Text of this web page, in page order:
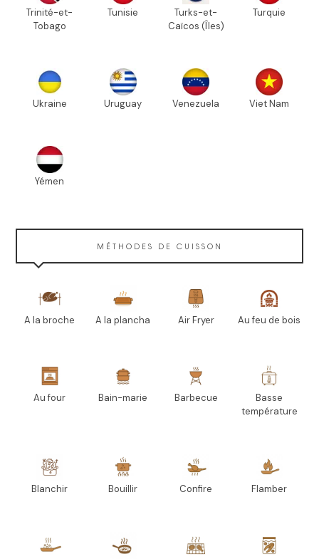
Trinité-et-
Tobago
Tunisie
Turks-et-
Caïcos (Îles)
Turquie
Ukraine Uruguay Venezuela Viet Nam
Yémen
MÉTHODES DE CUISSON
A la broche A la plancha Air Fryer Au feu de bois
Au four Bain-marie Barbecue
Basse
température
Blanchir Bouillir Confire Flamber